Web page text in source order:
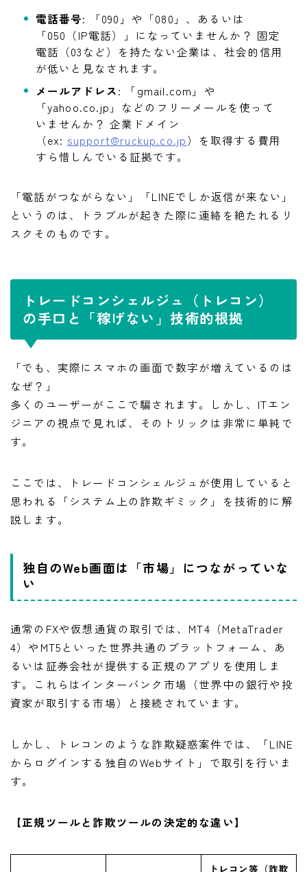
電話番号: 「090」や「080」、あるいは
「050（IP電話）」になっていませんか？ 固定
電話（03など）を持たない企業は、社会的信用
が低いと見なされます。
メールアドレス: 「gmail.com」や
「yahoo.co.jp」などのフリーメールを使って
いませんか？ 企業ドメイン
（ex: support@ruckup.co.jp）を取得する費用
すら惜しんでいる証拠です。
「電話がつながらない」「LINEでしか返信が来ない」
というのは、トラブルが起きた際に連絡を絶たれるリ
スクそのものです。
トレードコンシェルジュ（トレコン）
の手口と「稼げない」技術的根拠
「でも、実際にスマホの画面で数字が増えているのは
なぜ？」
多くのユーザーがここで騙されます。しかし、ITエン
ジニアの視点で見れば、そのトリックは非常に単純で
す。
ここでは、トレードコンシェルジュが使用していると
思われる「システム上の詐欺ギミック」を技術的に解
説します。
独自のWeb画面は「市場」につながっていな
い
通常のFXや仮想通貨の取引では、MT4（MetaTrader
4）やMT5といった世界共通のプラットフォーム、あ
るいは証券会社が提供する正規のアプリを使用しま
す。これらはインターバンク市場（世界中の銀行や投
資家が取引する市場）と接続されています。
しかし、トレコンのような詐欺疑惑案件では、「LINE
からログインする独自のWebサイト」で取引を行いま
す。
【正規ツールと詐欺ツールの決定的な違い】
トレコン等（詐欺